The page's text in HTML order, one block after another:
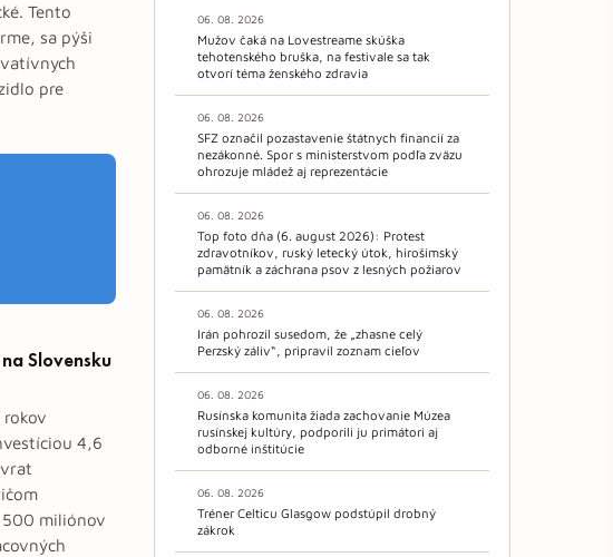
Tento
sa pýši
pre
Slovensku
4,6
500 miliónov
06. 08. 2026
Mužov čaká na Lovestreame skúška
tehotenského bruška, na festivale sa tak
otvorí téma ženského zdravia
06. 08. 2026
SFZ označil pozastavenie štátnych financií za
nezákonné. Spor s ministerstvom podľa zväzu
ohrozuje mládež aj reprezentácie
06. 08. 2026
Top foto dňa (6. august 2026): Protest
zdravotníkov, ruský letecký útok, hirošimský
pamätník a záchrana psov z lesných požiarov
06. 08. 2026
Irán pohrozil susedom, že „zhasne celý
Perzský záliv“, pripravil zoznam cieľov
06. 08. 2026
Rusínska komunita žiada zachovanie Múzea
rusínskej kultúry, podporili ju primátori aj
odborné inštitúcie
06. 08. 2026
Tréner Celticu Glasgow podstúpil drobný
zákrok